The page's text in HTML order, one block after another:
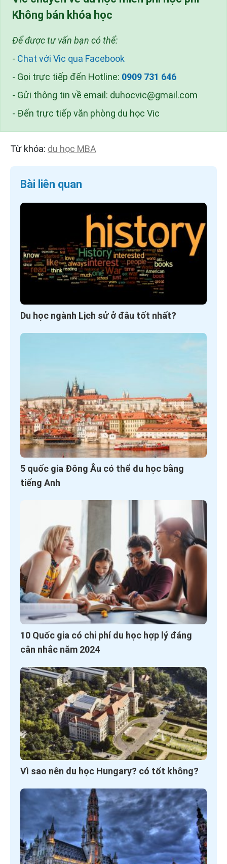
Không bán khóa học
Để được tư vấn bạn có thể:
- Chat với Vic qua Facebook
- Gọi trực tiếp đến Hotline: 0909 731 646
- Gửi thông tin về email: duhocvic@gmail.com
- Đến trực tiếp văn phòng du học Vic
Từ khóa: du học MBA
Bài liên quan
Du học ngành Lịch sử ở đâu tốt nhất?
5 quốc gia Đông Âu có thể du học bằng
tiếng Anh
10 Quốc gia có chi phí du học hợp lý đáng
cân nhắc năm 2024
Vì sao nên du học Hungary? có tốt không?